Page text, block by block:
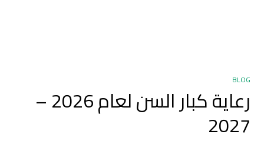
BLOG
رعاية كبار السن لعام 2026 –
2027